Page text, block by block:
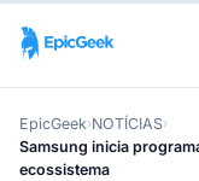
EpicGeek›NOTÍCIAS›
Samsung inicia
ecossistema